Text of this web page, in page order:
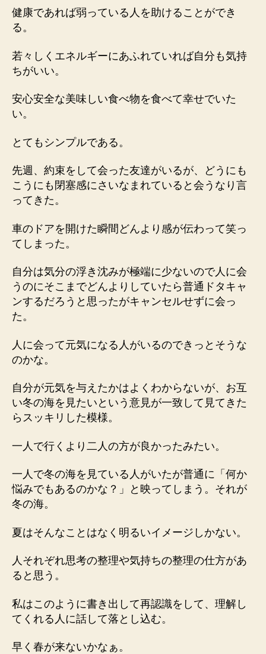
健康であれば弱っている人を助けることができ
る。
若々しくエネルギーにあふれていれば自分も気持
ちがいい。
安心安全な美味しい食べ物を食べて幸せでいた
い。
とてもシンプルである。
先週、約束をして会った友達がいるが、どうにも
こうにも閉塞感にさいなまれていると会うなり言
ってきた。
車のドアを開けた瞬間どんより感が伝わって笑っ
てしまった。
自分は気分の浮き沈みが極端に少ないので人に会
うのにそこまでどんよりしていたら普通ドタキャ
ンするだろうと思ったがキャンセルせずに会っ
た。
人に会って元気になる人がいるのできっとそうな
のかな。
自分が元気を与えたかはよくわからないが、お互
い冬の海を見たいという意見が一致して見てきた
らスッキリした模様。
一人で行くより二人の方が良かったみたい。
一人で冬の海を見ている人がいたが普通に「何か
悩みでもあるのかな？」と映ってしまう。それが
冬の海。
夏はそんなことはなく明るいイメージしかない。
人それぞれ思考の整理や気持ちの整理の仕方があ
ると思う。
私はこのように書き出して再認識をして、理解し
てくれる人に話して落とし込む。
早く春が来ないかなぁ。